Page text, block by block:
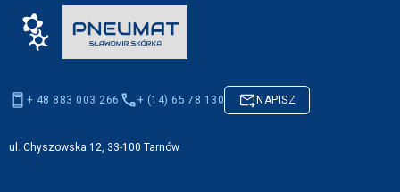
+ 48 883 003 266 + (14) 65 78 130 NAPISZ
ul. Chyszowska 12, 33-100 Tarnów